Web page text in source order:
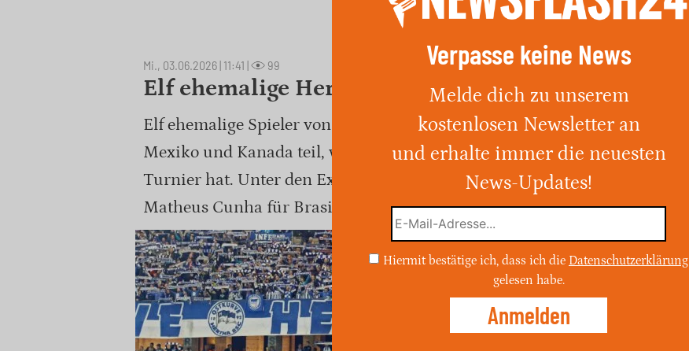
Mi., 03.06.2026 | 11:41 99
Elf ehemalige Herthaner nehmen an der WM teil
Elf ehemalige Spieler von Hertha BSC nehmen an der WM in den USA,
Mexiko und Kanada teil, während der Verein selbst keinen Spieler im
Turnier hat. Unter den Ex-Herthanern sind bekannte Namen wie
Matheus Cunha für Brasilien und Mathew Leckie für Australien.
Verpasse keine News
Melde dich zu unserem
kostenlosen Newsletter an
und erhalte immer die neuesten
News-Updates!
Hiermit bestätige ich, dass ich die Datenschutzerklärung
gelesen habe.